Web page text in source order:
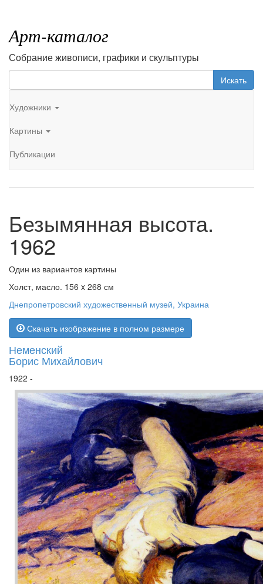
Арт-каталог
Собрание живописи, графики и скульптуры
Искать
Художники
Картины
Публикации
Безымянная высота.
1962
Один из вариантов картины
Холст, масло. 156 x 268 см
Днепропетровский художественный музей, Украина
Скачать изображение в полном размере
Неменский
Борис Михайлович
1922 -